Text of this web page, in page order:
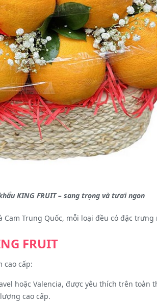
KING FRUIT – sang trọng và tươi ngon
Cam Trung Quốc, mỗi loại đều có đặc
FRUIT
cao cấp:
hoặc Valencia, được yêu thích trên toàn
cao cấp.